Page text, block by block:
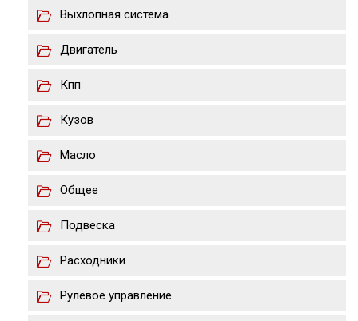
Выхлопная система
Двигатель
Кпп
Кузов
Масло
Общее
Подвеска
Расходники
Рулевое управление